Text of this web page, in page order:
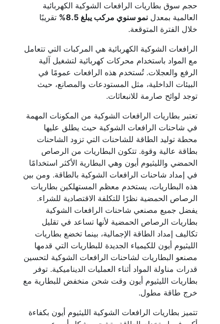
حجم سوق بطاريات الرافعات الشوكية الكهربائية
العالمية بمعدل نمو سنوي مركب يبلغ 8.5%
تقريبًا
خلال الفترة المتوقعة.
الرافعات الشوكية الكهربائية هي المركبات التي تتعامل
مع المواد باستخدام محركات كهربائية لتشغيل آلية
الرفع والعجلات. تُستخدم هذه الرافعات عمومًا في
البيئات الداخلية، مثل المستودعات والمصانع، حيث
توجد لوائح صارمة للانبعاثات.
تعتبر بطاريات الرافعات الشوكية من المكونات المهمة
في شاحنات الرافعات الشوكية حيث يطلق عليها
محطة توليد الطاقة للشاحنات التي تزود الشاحنات
بطاقة عالية وقوة. تتكون البطاريات من الرصاص
الحمضي والليثيوم أيون وهي البطارية الأكثر استخدامًا
في إمداد شاحنات الرافعات الشوكية بالطاقة. ومن بين
هذه البطاريات، يستخدم معظم المستهلكين بطاريات
الرصاص الحمضية نظرًا للتكلفة الاقتصادية للشراء.
يفضل جميع مصنعي شاحنات الرافعات الشوكية
بطاريات الرصاص الحمضية لأنها تساعد في تقليل
تكاليف إمداد الطاقة الإجمالية، بينما تخضع بطاريات
الليثيوم أيون للكيمياء الجديدة للبطاريات التي قدمها
مصنعو البطاريات لشاحنات الرافعات الشوكية لتحسين
قدرات مناولة المواد أثناء العمليات الديناميكية. توفر
بطاريات الليثيوم أيون وقت شحن منخفض للبطارية مع
خرج طاقة مطول.
تتميز بطاريات الرافعات الشوكية الليثيوم أيون بكفاءة